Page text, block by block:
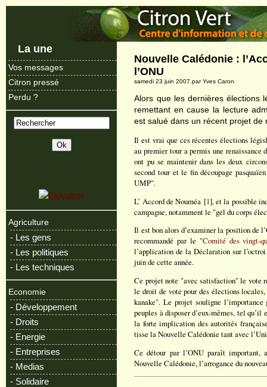
La une
Vos messages
Citron pressé
Perdu ?
Agriculture
- Les gens
- Les politiques
- Les techniques
Economie
- Développement
- Droits
- Energie
- Entreprises
- Medias
- Solidaire
Nouvelle Calédonie :
l’ONU
samedi 23 juin 2007.par Yves Caron
Alors que les dernières élections
remettant en cause la lecture
est salué dans un récent projet de
Il est vrai que ces récentes élections
au premier tour a permis une
ont pu se maintenir dans les deux
second tour et le fin découpage
UMP".
L’ Accord de Nouméa [1], et la possible
campagne, notamment le "gel du corps
Il est bon alors d’examiner la position de
recommandé par le "Comité des vingt-
l’application de la Déclaration sur
juin de cette année.
Ce projet note "avec satisfaction" le vote
le droit de vote pour des élections
kanake". Le projet souligne
peuples à disposer d’eux-mêmes, tel
la forte implication des autorités
tisse la Nouvelle Calédonie tant avec
Ce détour par l’ONU paraît important,
Nouvelle Calédonie, l’arrogance du